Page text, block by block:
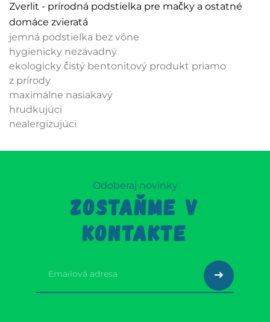
Zverlit - prírodná podstielka pre mačky a ostatné
domáce zvieratá
jemná podstielka bez vône
hygienicky nezávadný
ekologicky čistý bentonitový produkt priamo
z prírody
maximálne nasiakavý
hrudkujúci
nealergizujúci
Odoberaj novinky
ZOSTAŇME V
KONTAKTE